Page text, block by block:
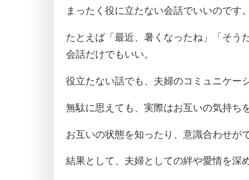
まったく役に立たない会話でいいのです。
たとえば「最近、暑くなったね」「そう
会話だけでもいい。
役立たない話でも、夫婦のコミュニケー
無駄に思えても、実際はお互いの気持ち
お互いの状態を知ったり、意識合わせが
結果として、夫婦としての絆や愛情を深